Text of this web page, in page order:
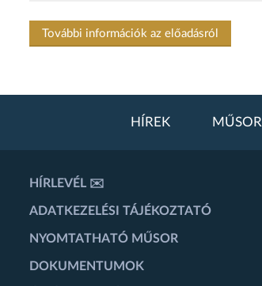
További információk az előadásról
HÍREK MŰSOR
HÍRLEVÉL ✉️
ADATKEZELÉSI TÁJÉKOZTATÓ
NYOMTATHATÓ MŰSOR
DOKUMENTUMOK